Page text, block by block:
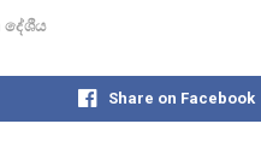
දේශීය
Share on Facebook